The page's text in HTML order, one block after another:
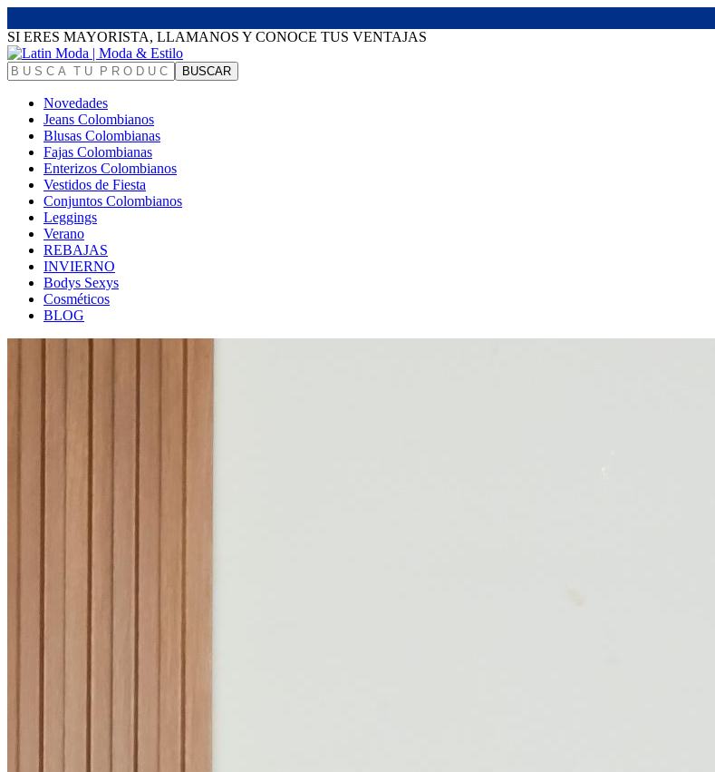
SI ERES MAYORISTA, LLAMANOS Y CONOCE TUS VENTAJAS
Novedades
Jeans Colombianos
Blusas Colombianas
Fajas Colombianas
Enterizos Colombianos
Vestidos de Fiesta
Conjuntos Colombianos
Leggings
Verano
REBAJAS
INVIERNO
Bodys Sexys
Cosméticos
BLOG